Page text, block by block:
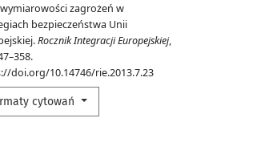
zagrożeń w
bezpieczeństwa Unii
Rocznik Integracji Europejskiej,
doi.org/10.14746/rie.2013.7.23
cytowań